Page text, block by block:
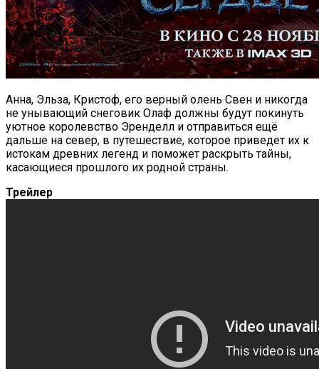
Анна, Эльза, Кристоф, его верный олень Свен и никогда
не унывающий снеговик Олаф должны будут покинуть
уютное королевство Эренделл и отправиться ещё
дальше на север, в путешествие, которое приведет их к
истокам древних легенд и поможет раскрыть тайны,
касающиеся прошлого их родной страны.
Трейлер